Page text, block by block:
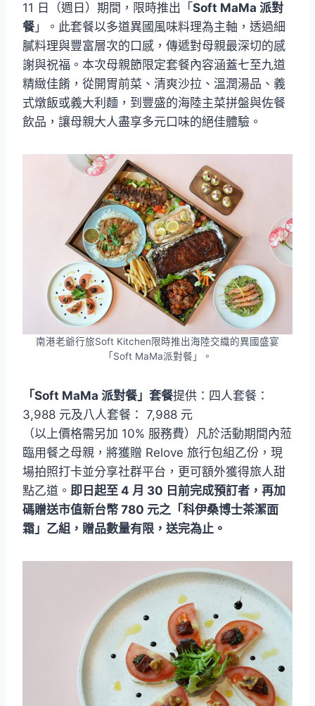
11 日（週日）期間，限時推出「 Soft MaMa 派對
餐」。此套餐以多道異國風味料理為主軸，透過細
膩料理與豐富層次的口感，傳遞對母親最深切的感
謝與祝福。本次母親節限定套餐內容涵蓋七至九道
精緻佳餚，從開胃前菜、清爽沙拉、溫潤湯品、義
式燉飯或義大利麵，到豐盛的海陸主菜拼盤與佐餐
飲品，讓母親大人盡享多元口味的絕佳體驗。
南港老爺行旅Soft Kitchen限時推出海陸交織的異國盛宴
「Soft MaMa派對餐」。
「Soft MaMa 派對餐」套餐提供：四人套餐：
3,988 元及八人套餐： 7,988 元
（以上價格需另加 10% 服務費）凡於活動期間內蒞
臨用餐之母親，將獲贈 Relove 旅行包組乙份，現
場拍照打卡並分享社群平台，更可額外獲得旅人甜
點乙道。 即日起至 4 月 30 日前完成預訂者，再加
碼贈送市值新台幣 780 元之「科伊桑博士茶潔面
霜」乙組，贈品數量有限，送完為止。